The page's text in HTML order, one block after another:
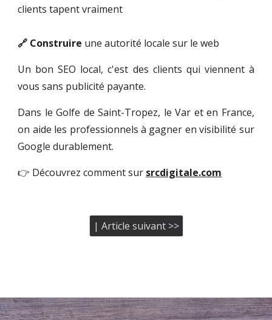
clients tapent vraiment
🔗 Construire une autorité locale sur le web
Un bon SEO local, c'est des clients qui viennent à
vous sans publicité payante.
Dans le Golfe de Saint-Tropez, le Var et en France,
on aide les professionnels à gagner en visibilité sur
Google durablement.
👉 Découvrez comment sur srcdigitale.com
| Article suivant >>